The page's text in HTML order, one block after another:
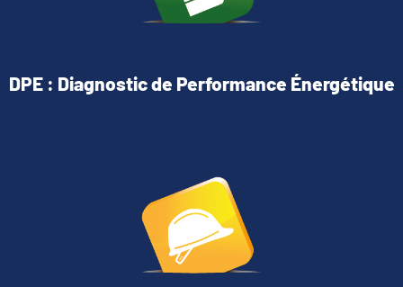
DPE : Diagnostic de Performance Énergétique